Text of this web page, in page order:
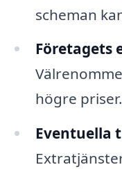
scheman
Företagets
högre priser.
Eventuella